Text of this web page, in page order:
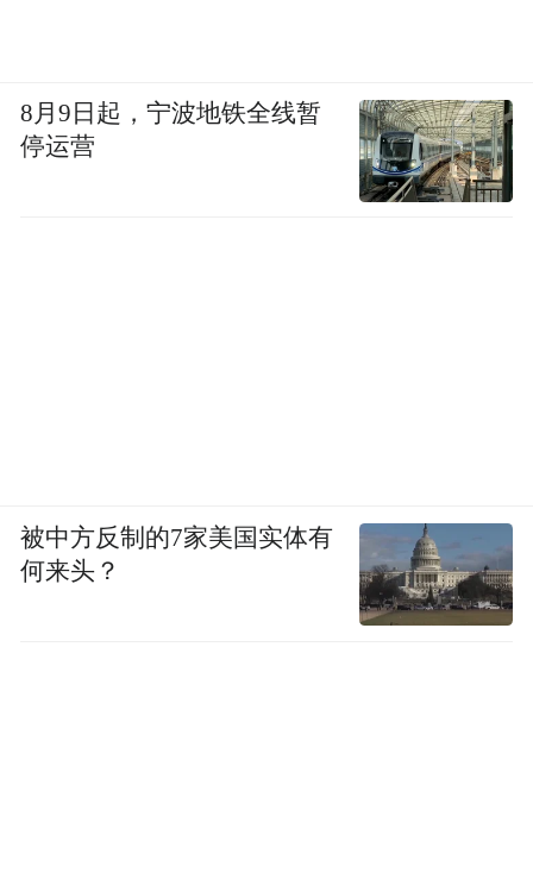
8月9日起，宁波地铁全线暂
停运营
被中方反制的7家美国实体有
何来头？